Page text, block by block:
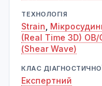
ТЕХНОЛОГІЯ
Strain
(Real Time 3D) OB/
(Shear Wave)
КЛАС
Експертний